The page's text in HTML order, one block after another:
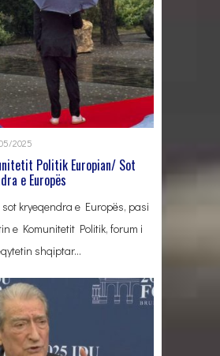
2025
Politik Europian/ Sot
e Europës
kryeqendra e Europës, pasi
e Komunitetit Politik, forum i
shqiptar…